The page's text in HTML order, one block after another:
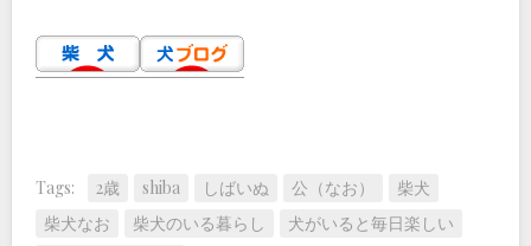
Tags: 2歳 shiba しばいぬ 公（なお）
柴犬
柴犬なお
柴犬のいる暮らし
犬がいると毎日楽しい